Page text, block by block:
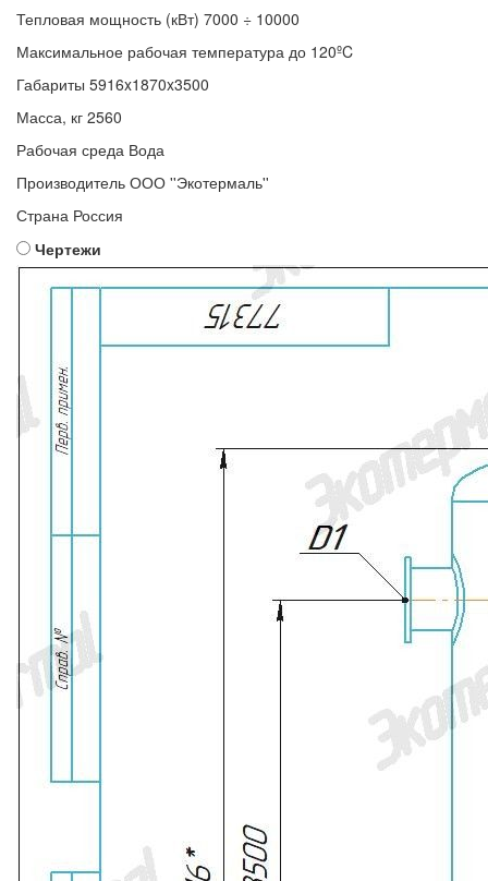
Тепловая мощность (кВт) 7000 ÷ 10000
Максимальное рабочая температура до 120ºC
Габариты 5916x1870x3500
Масса, кг 2560
Рабочая среда Вода
Производитель ООО ''Экотермаль''
Страна Россия
Чертежи